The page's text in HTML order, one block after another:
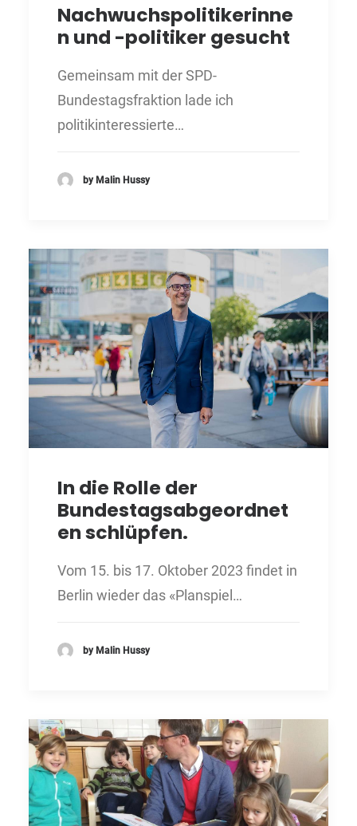
Nachwuchspolitikerinne
n und -politiker gesucht
Gemeinsam mit der SPD-
Bundestagsfraktion lade ich
politikinteressierte…
by Malin Hussy
In die Rolle der
Bundestagsabgeordnet
en schlüpfen.
Vom 15. bis 17. Oktober 2023 findet in
Berlin wieder das «Planspiel…
by Malin Hussy